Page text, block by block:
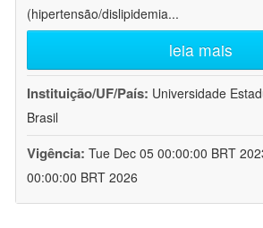
(hipertensão/dislipidemia...
leia mais
Instituição/UF/País: Universidade
Brasil
Vigência: Tue Dec 05 00:00:00 BRT
00:00:00 BRT 2026